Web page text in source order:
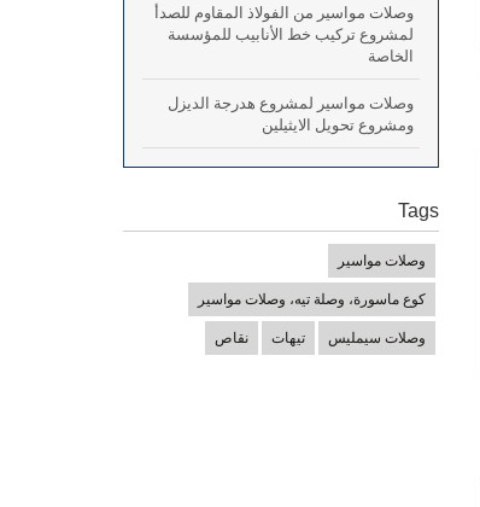
وصلات مواسير من الفولاذ المقاوم للصدأ
لمشروع تركيب خط الأنابيب للمؤسسة
الخاصة
وصلات مواسير لمشروع هدرجة الديزل
ومشروع تحويل الايثيلين
Tags
وصلات مواسير
كوع ماسورة، وصلة تيه، وصلات مواسير
وصلات سيمليس تيهات نقاص